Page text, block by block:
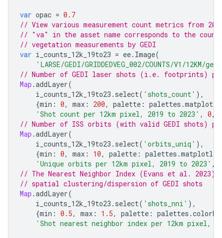
var opac = 0.7
// View various measurement count metrics from
// "va" in the asset name corresponds to the
// vegetation measurements by GEDI
var i_counts_12k_19to23 = ee. Image(
'LARSE/GEDI/GRIDDEDVEG_002/COUNTS/V1/12KM/
// Number of GEDI laser shots (i.e. footprints)
Map .addLayer(
i_counts_12k_19to23 . select( 'shots_count' ),
{min : 0, max : 200, palette : palettes .
'Shot count per 12km pixel, 2019 to 2023' , 0,
// Number of ISS orbits (with valid GEDI shots)
Map .addLayer(
i_counts_12k_19to23 . select( 'orbits_uniq' ),
{min : 0, max : 10, palette : palettes .matplotlib
'Unique orbits per 12km pixel, 2019 to 2023' ,
// The Nearest Neighbor Index (Evans et al.
// spatial clustering/dispersion of GEDI shots
Map .addLayer(
i_counts_12k_19to23 . select( 'shots_nni' ),
{min : 0.5, max : 1.5, palette : palettes .
'Shot nearest neighbor index per 12km pixel,